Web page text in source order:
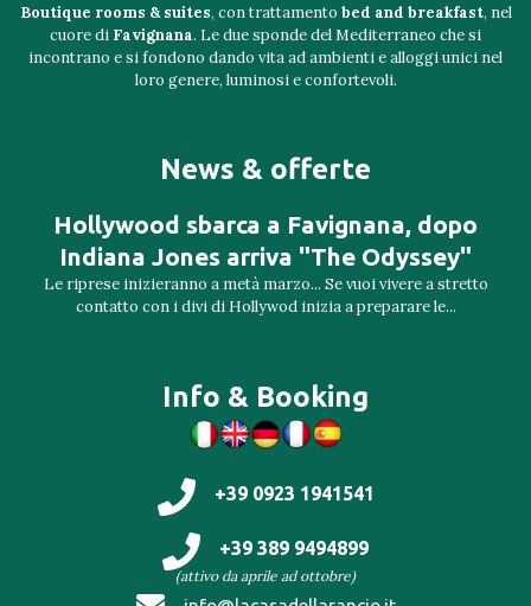
Boutique rooms & suites, con trattamento bed and breakfast, nel
cuore di Favignana. Le due sponde del Mediterraneo che si
incontrano e si fondono dando vita ad ambienti e alloggi unici nel
loro genere, luminosi e confortevoli.
News & offerte
Hollywood sbarca a Favignana, dopo
Indiana Jones arriva "The Odyssey"
Le riprese inizieranno a metà marzo... Se vuoi vivere a stretto
contatto con i divi di Hollywod inizia a preparare le...
Info & Booking
+39 0923 1941541
+39 389 9494899
(attivo da aprile ad ottobre)